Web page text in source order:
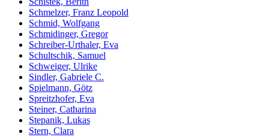
Schmelzer, Franz Leopold
Schmid, Wolfgang
Schmidinger, Gregor
Schreiber-Urthaler, Eva
Schultschik, Samuel
Schweiger, Ulrike
Sindler, Gabriele C.
Spielmann, Götz
Spreitzhofer, Eva
Steiner, Catharina
Stepanik, Lukas
Stern, Clara